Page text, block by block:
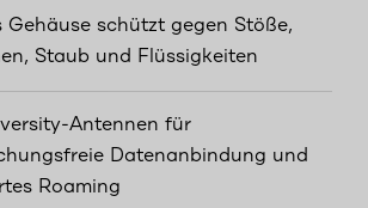
Gehäuse schützt gegen Stöße,
Staub und Flüssigkeiten
Antennen für
Datenanbindung und
Roaming